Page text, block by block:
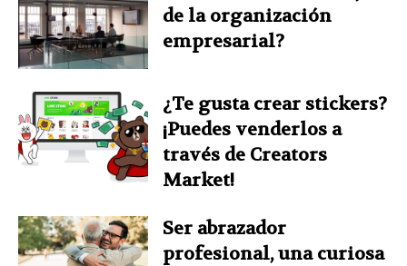
de la organización
empresarial?
¿Te gusta crear stickers?
¡Puedes venderlos a
través de Creators
Market!
Ser abrazador
profesional, una curiosa